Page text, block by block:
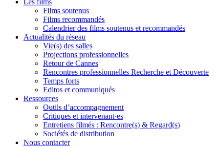
Les films
Films soutenus
Films recommandés
Calendrier des films soutenus et recommandés
Actualités du réseau
Vie(s) des salles
Projections professionnelles
Retour de Cannes
Rencontres professionnelles Recherche et Découverte
Temps forts
Editos et communiqués
Ressources
Outils d’accompagnement
Critiques et intervenant·es
Entretiens filmés : Rencontre(s) & Regard(s)
Sociétés de distribution
Nous contacter